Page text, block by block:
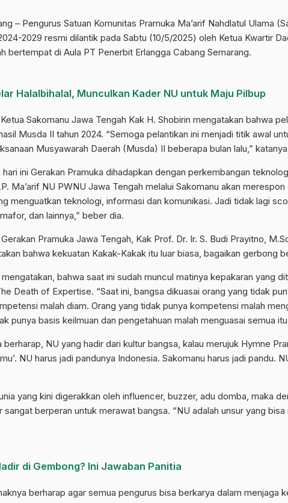
– Pengurus Satuan Komunitas Pramuka Ma’arif Nahdlatul Ulama
2029 resmi dilantik pada Sabtu (10/5/2025) oleh Ketua Kwartir
bertempat di Aula PT Penerbit Erlangga Cabang Semarang.
Halalbihalal, Munculkan Kader NU untuk Maju Pilbup
Sakomanu Jawa Tengah Kak H. Shobirin mengatakan bahwa
Musda II tahun 2024. “Semoga pelantikan ini menjadi titik awal
Musyawarah Daerah (Musda) II beberapa bulan lalu,”
hari ini Gerakan Pramuka dihadapkan dengan perkembangan
Ma’arif NU PWNU Jawa Tengah melalui Sakomanu akan merespon
menguatkan teknologi, informasi dan komunikasi. Jadi tidak lagi
dan lainnya,” beber dia.
Pramuka Jawa Tengah, Kak Prof. Dr. Ir. S. Budi Prayitno,
bahwa kekuatan Kakak-Kakak itu luar biasa, bagaikan gerbong
bahwa saat ini sudah muncul matinya kepakaran yang
Death of Expertise. “Saat ini, bangsa dikuasai orang yang tidak
malah diam. Orang yang tidak punya kompetensi malah
punya basis keilmuan dan pengetahuan malah menguasai semua
berharap, NU yang hadir dari kultur bangsa, kalau merujuk Hymne
NU harus jadi pandunya Indonesia. Sakomanu harus jadi pandu.
yang kini digerakkan oleh influencer, buzzer, adu domba, maka
sangat berperan untuk merawat bangsa. “NU adalah unsur yang
di Gembong? Ini Jawaban Panitia
berharap agar semua pengurus bisa berkarya dalam menjaga